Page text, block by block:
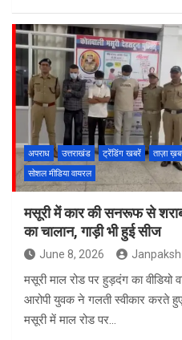
ce
b
o
o
k
tt
er
at
s
A
p
p
er
es
t
अपराध उत्तराखंड ट्रेंडिंग खबरें ताज़ा
सोशल मीडिया वायरल
मसूरी में कार की सनरूफ से
का चालान, गाड़ी भी हुई सीज
June 8, 2026
मसूरी माल रोड पर हुड़दंग का
आरोपी युवक ने गलती स्वीकार करते हुए
मसूरी में माल रोड पर…